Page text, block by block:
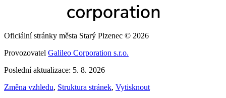
Oficiální stránky města Starý Plzenec © 2026
Provozovatel Galileo Corporation s.r.o.
Poslední aktualizace: 5. 8. 2026
Změna vzhledu, Struktura stránek, Vytisknout